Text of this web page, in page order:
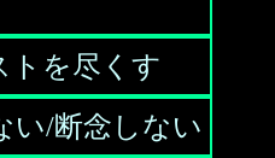
トを尽くす
い/断念しない